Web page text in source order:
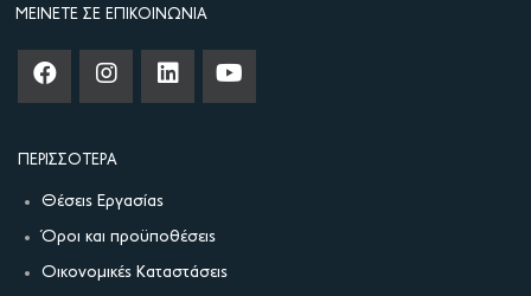
ΜΕΊΝΕΤΕ ΣΕ ΕΠΙΚΟΙΝΩΝΊΑ
ΠΕΡΙΣΣΌΤΕΡΑ
Θέσεις Εργασίας
Όροι και προϋποθέσεις
Οικονομικές Καταστάσεις